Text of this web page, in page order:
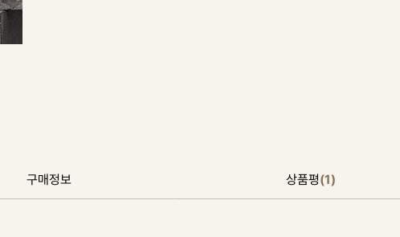
구매정보 상품평(1)